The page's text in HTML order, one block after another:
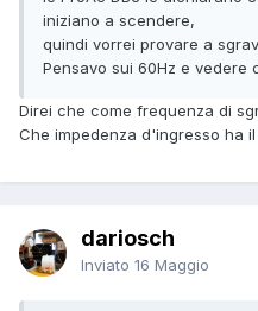
iniziano a scendere,
quindi vorrei provare a
Pensavo sui 60Hz e vedere
Direi che come frequenza di
Che impedenza d'ingresso ha
dariosch
Inviato 16 Maggio